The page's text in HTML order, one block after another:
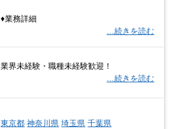
♦業務詳細
…続きを読む
業界未経験・職種未経験歓迎！
…続きを読む
東京都 神奈川県 埼玉県 千葉県